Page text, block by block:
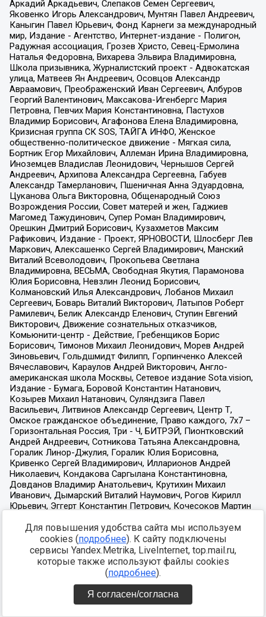
Для повышения удобства сайта мы используем
cookies (подробнее). К сайту подключены
сервисы Yandex.Metrika, LiveInternet, top.mail.ru,
которые также используют файлы cookies
(подробнее).
Я согласен/согласна